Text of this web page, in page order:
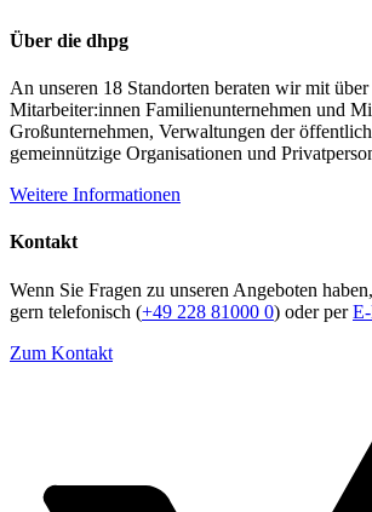
Über die dhpg
An unseren 18 Standorten beraten wir mit
Mitarbeiter:innen Familienunternehmen und
Großunternehmen, Verwaltungen der
gemeinnützige Organisationen und
Weitere Informationen
Kontakt
Wenn Sie Fragen zu unseren Angeboten
gern telefonisch (+49 228 81000 0) oder per
Zum Kontakt